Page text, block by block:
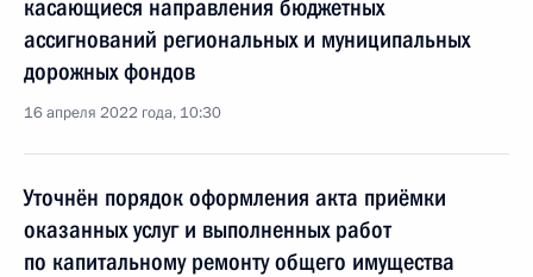
касающиеся направления бюджетных
ассигнований региональных и муниципальных
дорожных фондов
16 апреля 2022 года, 10:30
Уточнён порядок оформления акта приёмки
оказанных услуг и выполненных работ
по капитальному ремонту общего имущества